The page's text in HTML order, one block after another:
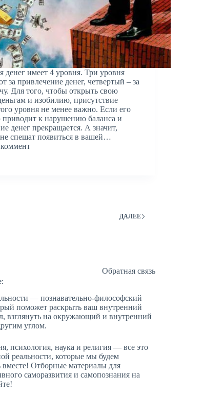
денег имеет 4 уровня. Три уровня
за привлечение денег, четвертый – за
Для того, чтобы открыть свою
и изобилию, присутствие
уровня не менее важно. Если его
приводит к нарушению баланса и
денег прекращается. А значит,
спешат появиться в вашей…
ДАЛЕЕ
Обратная связь
— познавательно-философский
поможет раскрыть ваш внутренний
взглянуть на окружающий и внутренний
углом.
психология, наука и религия — все это
реальности, которые мы будем
вместе! Отборные материалы для
саморазвития и самопознания на